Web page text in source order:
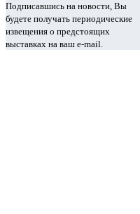
Подписавшись на новости, Вы
будете получать периодические
извещения о предстоящих
выставках на ваш e-mail.